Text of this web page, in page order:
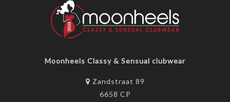
Moonheels Classy & Sensual clubwear
Zandstraat 89
6658 CP